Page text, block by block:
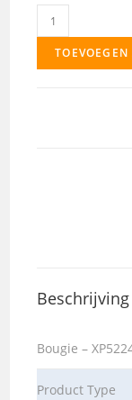
XP5224
aantal
Beschrijving
Bougie –
Product Type